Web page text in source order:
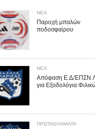
ΝΕΑ
Παροχή μπαλών
ποδοσφαίρου
ΝΕΑ
Απόφαση Ε.Δ/ΕΠΣΝ
για Εξοδολόγια
ΠΡΩΤΑΘΛΉΜΑΤΑ